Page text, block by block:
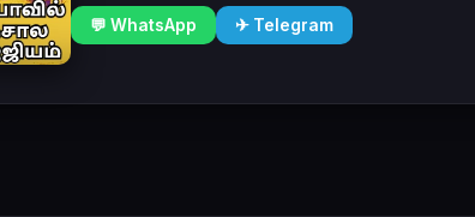
💬 WhatsApp ✈ Telegram